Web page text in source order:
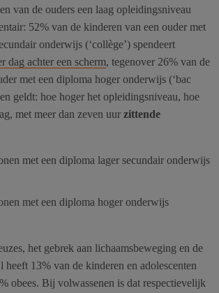
van de ouders een laag opleidingsniveau
52% van de kinderen van een ouder met
onderwijs (‘collège’) spendeert
dag achter een scherm, tegenover 26% van de
met een diploma hoger onderwijs (‘bac
geldt: hoe hoger het opleidingsniveau, hoe
met meer dan zeven uur zittende
met een diploma lager secundair onderwijs
met een diploma hoger onderwijs
het gebrek aan lichaamsbeweging en de
heeft 13% van de kinderen en adolescenten
obees. Bij volwassenen is dat respectievelijk